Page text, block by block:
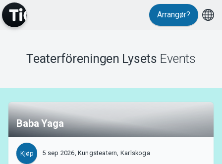
MyTickster
Arrangør?
Teaterföreningen Lysets Events
Baba Yaga
Kjøp 5 sep 2026, Kungsteatern, Karlskoga